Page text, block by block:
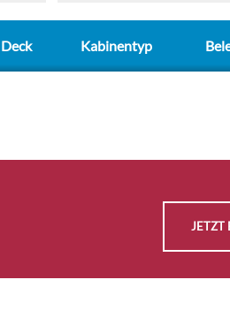
Deck Kabinentyp
JETZT